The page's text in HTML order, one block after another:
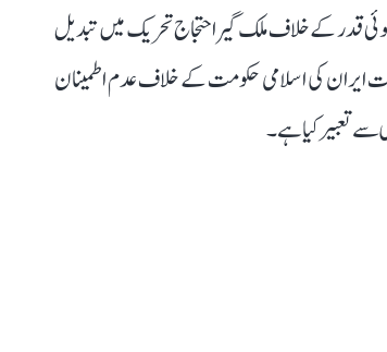
قدر کے خلاف ملک گیر احتجاج تحریک میں تبدیل
ایران کی اسلامی حکومت کے خلاف عدم اطمینان
سے تعبیرکیا ہے۔